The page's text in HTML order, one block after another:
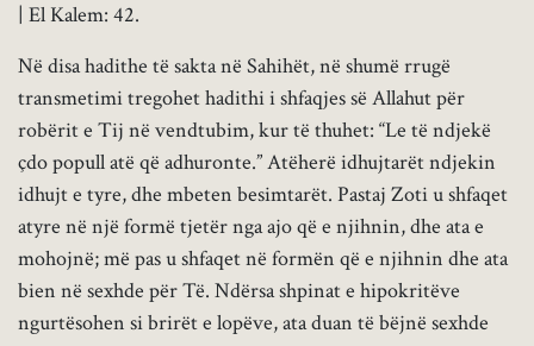
| El Kalem: 42.
Në disa hadithe të sakta në Sahihët, në shumë rrugë
transmetimi tregohet hadithi i shfaqjes së Allahut për
robërit e Tij në vendtubim, kur të thuhet: “Le të ndjekë
çdo popull atë që adhuronte.” Atëherë idhujtarët ndjekin
idhujt e tyre, dhe mbeten besimtarët. Pastaj Zoti u shfaqet
atyre në një formë tjetër nga ajo që e njihnin, dhe ata e
mohojnë; më pas u shfaqet në formën që e njihnin dhe ata
bien në sexhde për Të. Ndërsa shpinat e hipokritëve
ngurtësohen si brirët e lopëve, ata duan të bëjnë sexhde